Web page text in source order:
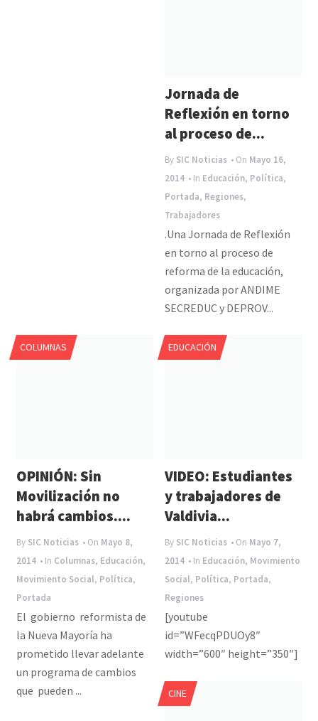
Jornada de
Reflexión en torno
al proceso de...
By SIC Noticias • On Mayo 16,
2014 • In Educación, Política,
Portada, Regiones,
Trabajadores
.Una Jornada de Reflexión
en torno al proceso de
reforma de la educación,
organizada por ANDIME
SECREDUC y DEPROV...
COLUMNAS
OPINIÓN: Sin
Movilización no
habrá cambios....
By SIC Noticias • On Mayo 8,
2014 • In Columnas, Educación,
Movimiento Social, Política,
Portada
El gobierno reformista de
la Nueva Mayoría ha
prometido llevar adelante
un programa de cambios
que pueden ...
EDUCACIÓN
VIDEO: Estudiantes
y trabajadores de
Valdivia...
By SIC Noticias • On Mayo 7,
2014 • In Educación, Movimiento
Social, Política, Portada,
Regiones
[youtube
id=”WFecqPDUOy8″
width=”600″ height=”350″]
CINE